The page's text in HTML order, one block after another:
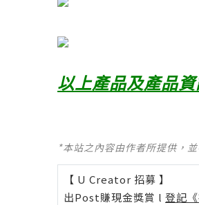
以上產品及產品
*本站之內容由作者所提供，
【 U Creator 招募 】
出Post賺現金獎賞 l 登記